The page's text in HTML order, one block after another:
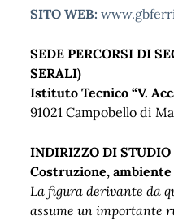
SITO WEB:
SEDE PERCORSI DI
SERALI)
Istituto Tecnico “V.
91021 Campobello di
INDIRIZZO DI STUDIO
Costruzione,
La figura derivante da
assume un importante